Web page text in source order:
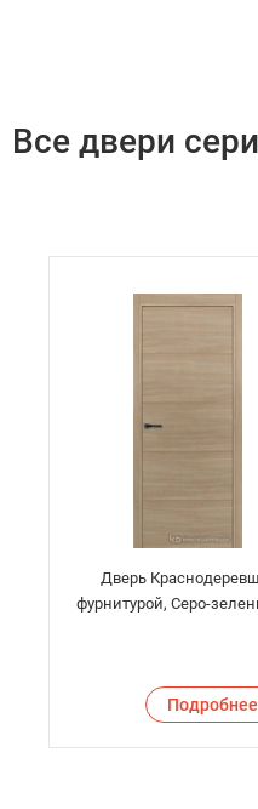
Все двери
Дверь
фурнитурой, Серо-
Подробнее